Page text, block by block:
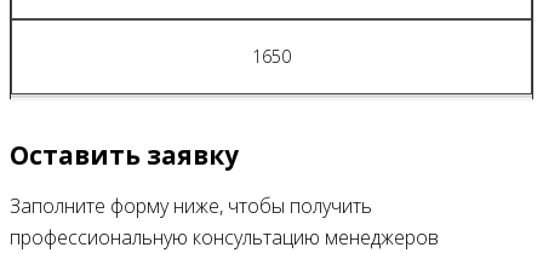
1650
Оставить заявку
Заполните форму ниже, чтобы получить
профессиональную консультацию менеджеров